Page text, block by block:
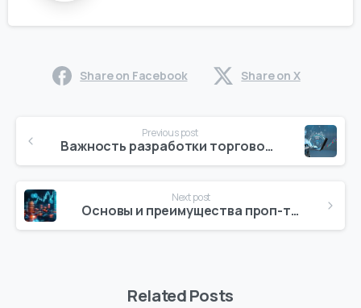
Share on Facebook Share on X
Reading
Previous post
Важность разработки торговой стратегии
Next post
Основы и преимущества проп-трейдинга
Related Posts